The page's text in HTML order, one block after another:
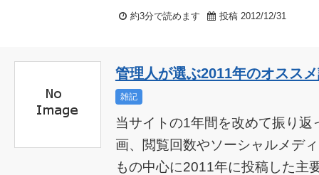
約3分で読めます 投稿 2012/12/31
管理人が選ぶ2011年のオスス
雑記
当サイトの1年間を改めて振り返
画、閲覧回数やソーシャルメデ
もの中心に2011年に投稿した主